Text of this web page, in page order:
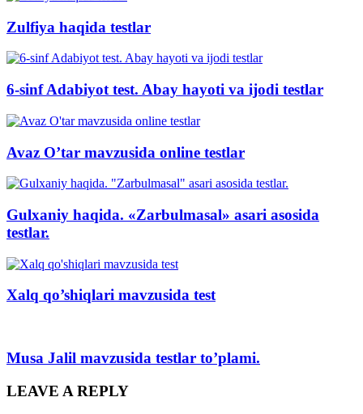
Zulfiya haqida testlar
6-sinf Adabiyot test. Abay hayoti va ijodi testlar
Avaz O’tar mavzusida online testlar
Gulxaniy haqida. «Zarbulmasal» asari asosida
testlar.
Xalq qo’shiqlari mavzusida test
Musa Jalil mavzusida testlar to’plami.
LEAVE A REPLY